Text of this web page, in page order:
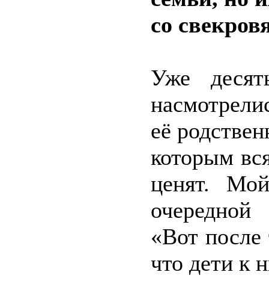
со
Уже
её
которым
ценят.
«Вот
что дети к